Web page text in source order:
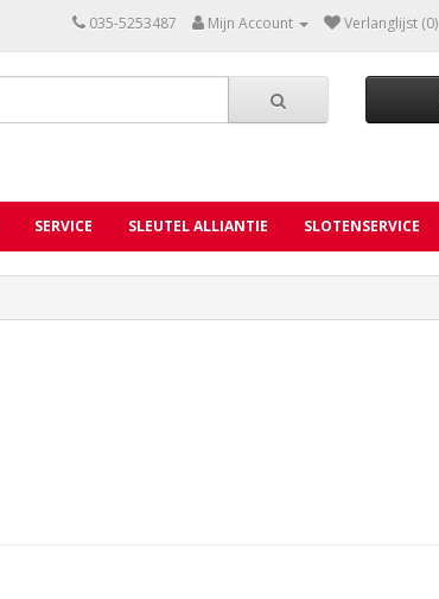
035-5253487 Mijn Account Verlanglijst (0)
SERVICE SLEUTEL ALLIANTIE SLOTENSERVICE